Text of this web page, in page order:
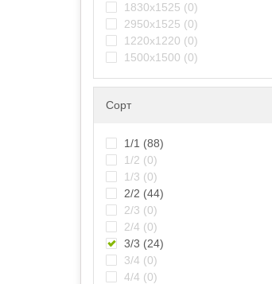
1830х1525 (0)
2950х1525 (0)
1220x1220 (0)
1500х1500 (0)
Сорт
1/1 (88)
1/2 (0)
1/3 (0)
2/2 (44)
2/3 (0)
2/4 (0)
3/3 (24)
3/4 (0)
4/4 (0)